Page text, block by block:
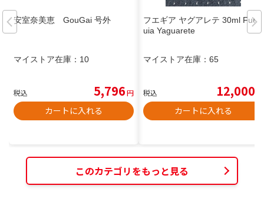
安室奈美恵 GouGai 号外
マイストア在庫： 10
税込 5,796円
カートに入れる
フエギア ヤグアレテ 30ml Fueg
uia Yaguarete
マイストア在庫： 65
税込 12,000
カートに入れる
このカテゴリをもっと見る